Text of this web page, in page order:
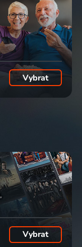
Vybrat
Vybrat